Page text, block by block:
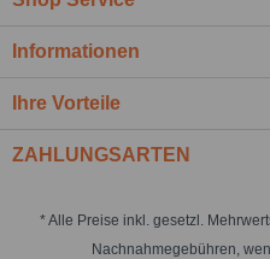
Informationen
Ihre Vorteile
ZAHLUNGSARTEN
* Alle Preise inkl. gesetzl.
Nachnahmegebühren,